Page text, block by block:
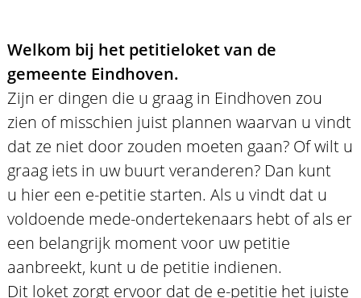
Welkom bij het petitieloket van de
gemeente Eindhoven.
Zijn er dingen die u graag in Eindhoven zou
zien of misschien juist plannen waarvan u vindt
dat ze niet door zouden moeten gaan? Of wilt u
graag iets in uw buurt veranderen? Dan kunt
u hier een e-petitie starten. Als u vindt dat u
voldoende mede-ondertekenaars hebt of als er
een belangrijk moment voor uw petitie
aanbreekt, kunt u de petitie indienen.
Dit loket zorgt ervoor dat de e-petitie het juiste